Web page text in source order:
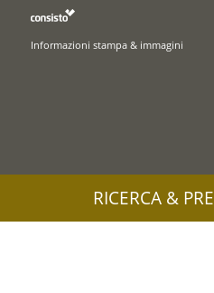
Informazioni stampa & immagini
RICERCA &